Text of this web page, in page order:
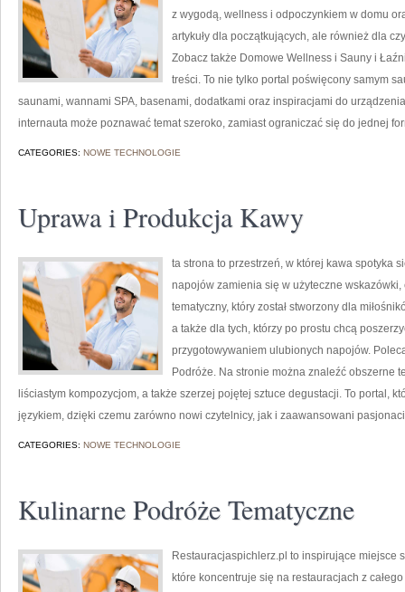
z wygodą, wellness i odpoczynkiem w domu
artykuły dla początkujących, ale również dla
Zobacz także Domowe Wellness i Sauny i
treści. To nie tylko portal poświęcony samym
saunami, wannami SPA, basenami, dodatkami oraz inspiracjami do
internauta może poznawać temat szeroko, zamiast ograniczać się do jednej
CATEGORIES: NOWE TECHNOLOGIE
Uprawa i Produkcja Kawy
ta strona to przestrzeń, w której kawa spotyka
napojów zamienia się w użyteczne
tematyczny, który został stworzony dla
a także dla tych, którzy po prostu chcą
przygotowywaniem ulubionych napojów.
Podróże. Na stronie można znaleźć obszerne
liściastym kompozycjom, a także szerzej pojętej sztuce degustacji. To portal,
językiem, dzięki czemu zarówno nowi czytelnicy, jak i zaawansowani
CATEGORIES: NOWE TECHNOLOGIE
Kulinarne Podróże Tematyczne
Restauracjaspichlerz.pl to inspirujące miejsce
które koncentruje się na restauracjach z